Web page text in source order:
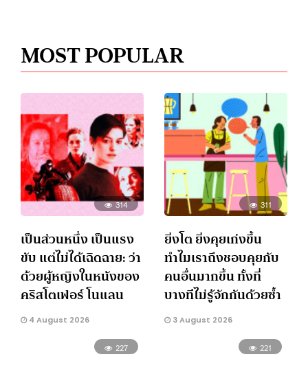
MOST POPULAR
314
เป็นส่วนหนึ่ง เป็นแรง
ขับ แต่ไม่ได้เฉิดฉาย: ว่า
ด้วยผู้หญิงในหนังของ
คริสโตเฟอร์ โนแลน
4 August 2026
311
ยิ่งโต ยิ่งคุยเก่งขึ้น
ทำไมเราถึงชอบคุยกับ
คนอื่นมากขึ้น ทั้งที่
บางทีไม่รู้จักกันด้วยซ้ำ
3 August 2026
227 221